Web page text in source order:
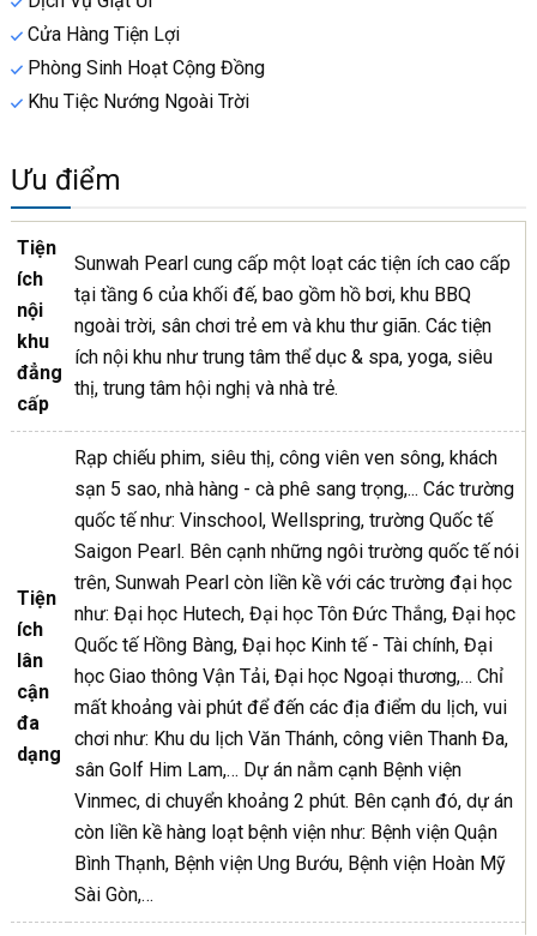
Cửa Hàng Tiện Lợi
Phòng Sinh Hoạt Cộng Đồng
Khu Tiệc Nướng Ngoài Trời
Ưu điểm
Tiện
ích
nội
khu
đẳng
cấp
Sunwah Pearl cung cấp một loạt các tiện ích cao cấp
tại tầng 6 của khối đế, bao gồm hồ bơi, khu BBQ
ngoài trời, sân chơi trẻ em và khu thư giãn. Các tiện
ích nội khu như trung tâm thể dục & spa, yoga, siêu
thị, trung tâm hội nghị và nhà trẻ.
Tiện
ích
lân
cận
đa
dạng
Rạp chiếu phim, siêu thị, công viên ven sông, khách
sạn 5 sao, nhà hàng - cà phê sang trọng,... Các trường
quốc tế như: Vinschool, Wellspring, trường Quốc tế
Saigon Pearl. Bên cạnh những ngôi trường quốc tế nói
trên, Sunwah Pearl còn liền kề với các trường đại học
như: Đại học Hutech, Đại học Tôn Đức Thắng, Đại học
Quốc tế Hồng Bàng, Đại học Kinh tế - Tài chính, Đại
học Giao thông Vận Tải, Đại học Ngoại thương,… Chỉ
mất khoảng vài phút để đến các địa điểm du lịch, vui
chơi như: Khu du lịch Văn Thánh, công viên Thanh Đa,
sân Golf Him Lam,… Dự án nằm cạnh Bệnh viện
Vinmec, di chuyển khoảng 2 phút. Bên cạnh đó, dự án
còn liền kề hàng loạt bệnh viện như: Bệnh viện Quận
Bình Thạnh, Bệnh viện Ung Bướu, Bệnh viện Hoàn Mỹ
Sài Gòn,…